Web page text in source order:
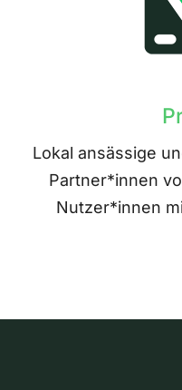
Lokal ansässige
Partner*innen
Nutzer*innen